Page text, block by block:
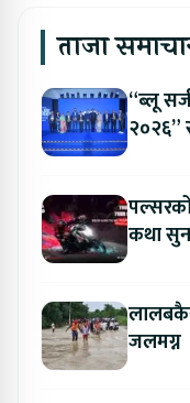
ताजा
“ब्लू
२०२६”
कथा
जलमग्न